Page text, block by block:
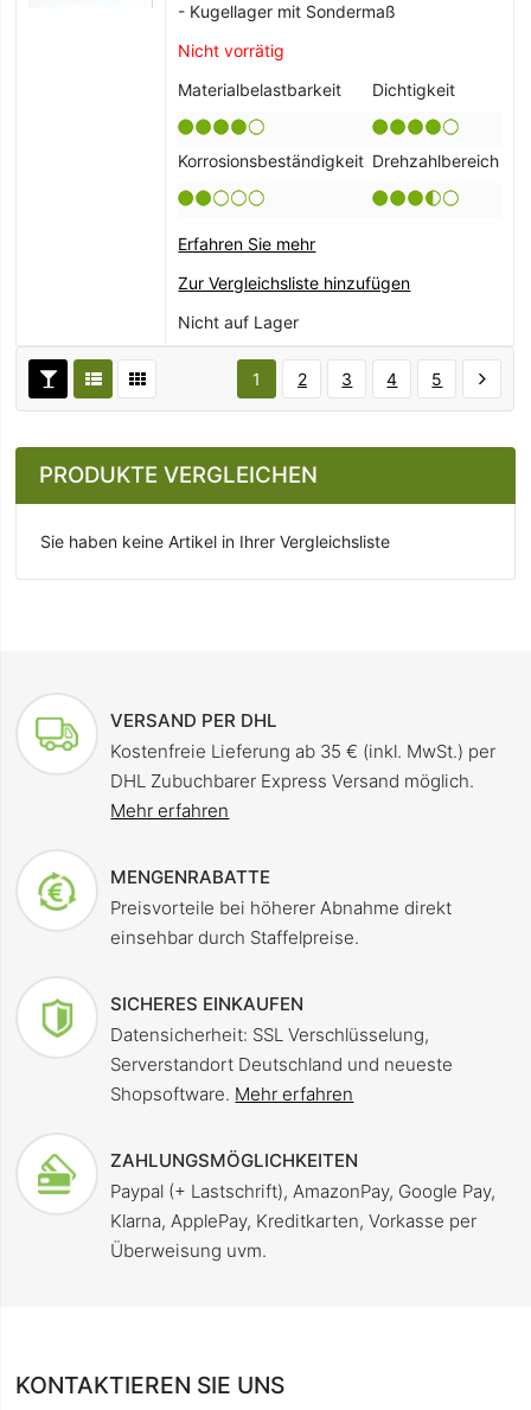
- Kugellager mit Sondermaß
Nicht vorrätig
Materialbelastbarkeit
Dichtigkeit
Korrosionsbeständigkeit Drehzahlbereich
Erfahren Sie mehr
Zur Vergleichsliste hinzufügen
Nicht auf Lager
1 2 3 4 5
PRODUKTE VERGLEICHEN
Sie haben keine Artikel in Ihrer Vergleichsliste
VERSAND PER DHL
Kostenfreie Lieferung ab 35 € (inkl. MwSt.) per
DHL Zubuchbarer Express Versand möglich.
Mehr erfahren
MENGENRABATTE
Preisvorteile bei höherer Abnahme direkt
einsehbar durch Staffelpreise.
SICHERES EINKAUFEN
Datensicherheit: SSL Verschlüsselung,
Serverstandort Deutschland und neueste
Shopsoftware. Mehr erfahren
ZAHLUNGSMÖGLICHKEITEN
Paypal (+ Lastschrift), AmazonPay, Google Pay,
Klarna, ApplePay, Kreditkarten, Vorkasse per
Überweisung uvm.
KONTAKTIEREN SIE UNS